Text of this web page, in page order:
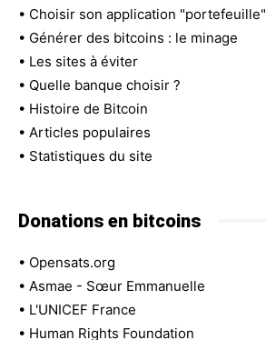
• Choisir son application "portefeuille"
• Générer des bitcoins : le minage
• Les sites à éviter
• Quelle banque choisir ?
• Histoire de Bitcoin
• Articles populaires
• Statistiques du site
Donations en bitcoins
• Opensats.org
• Asmae - Sœur Emmanuelle
• L'UNICEF France
• Human Rights Foundation